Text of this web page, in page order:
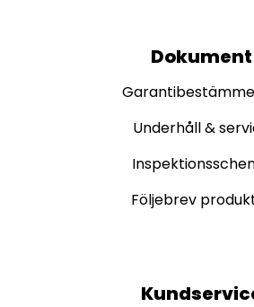
Dokument
Underhåll &
Följebrev